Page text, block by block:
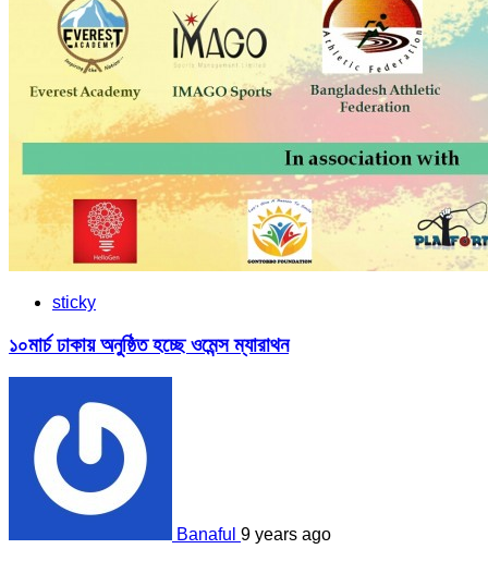
sticky
১০মার্চ ঢাকায় অনুষ্ঠিত হচ্ছে ওমেন্স ম্যারাথন
Banaful 9 years ago